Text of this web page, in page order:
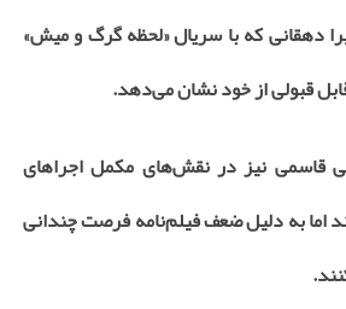
دهقانی که با سریال «لحظه گرگ و میش»
قبولی از خود نشان می‌دهد.
قاسمی نیز در نقش‌های مکمل اجراهای
اما به دلیل ضعف فیلم‌نامه فرصت چندانی